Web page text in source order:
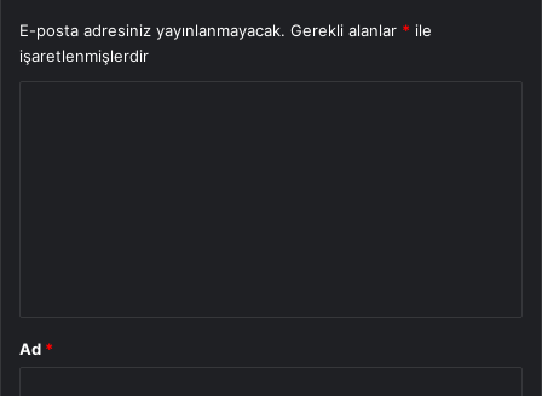
E-posta adresiniz yayınlanmayacak. Gerekli alanlar * ile
işaretlenmişlerdir
Ad *